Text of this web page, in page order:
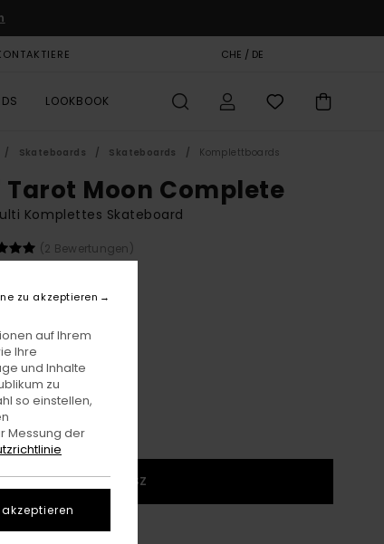
CHE / DE
LOOKBOOK
Skateboards Skateboards Komplettboards
Tarot Moon Complete
Komplettes Skateboard
(2 Bewertungen)
1SZ
auf Ihrem
Ihre
und Inhalte
zu
so einstellen,
Messung der
zu akzeptieren